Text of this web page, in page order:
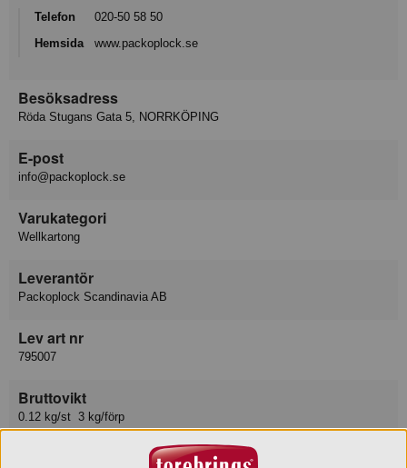
Telefon
020-50 58 50
Hemsida
www.packoplock.se
Besöksadress
Röda Stugans Gata 5, NORRKÖPING
E-post
info@packoplock.se
Varukategori
Wellkartong
Leverantör
Packoplock Scandinavia AB
Lev art nr
795007
Bruttovikt
0.12 kg/st 3 kg/förp